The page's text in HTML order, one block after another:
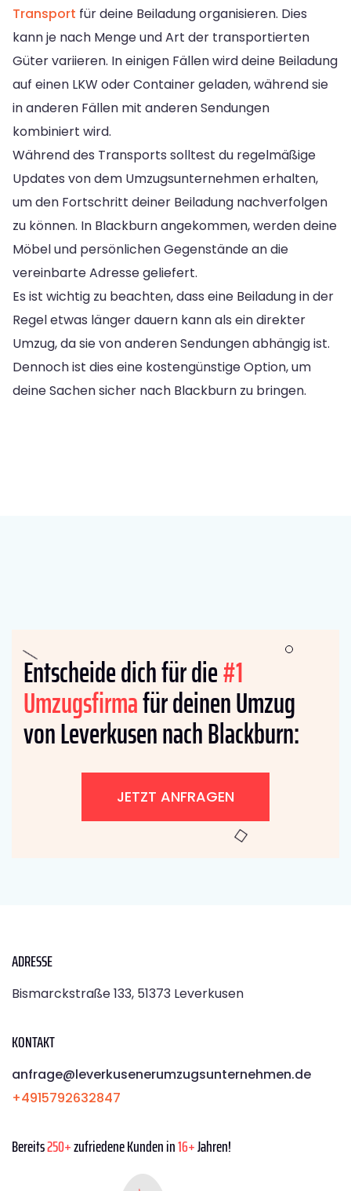
Transport für deine Beiladung organisieren. Dies
kann je nach Menge und Art der transportierten
Güter variieren. In einigen Fällen wird deine Beiladung
auf einen LKW oder Container geladen, während sie
in anderen Fällen mit anderen Sendungen
kombiniert wird.
Während des Transports solltest du regelmäßige
Updates von dem Umzugsunternehmen erhalten,
um den Fortschritt deiner Beiladung nachverfolgen
zu können. In Blackburn angekommen, werden deine
Möbel und persönlichen Gegenstände an die
vereinbarte Adresse geliefert.
Es ist wichtig zu beachten, dass eine Beiladung in der
Regel etwas länger dauern kann als ein direkter
Umzug, da sie von anderen Sendungen abhängig ist.
Dennoch ist dies eine kostengünstige Option, um
deine Sachen sicher nach Blackburn zu bringen.
Entscheide dich für die#1
Umzugsfirmafür deinen Umzug
von Leverkusen nach Blackburn:
JETZT ANFRAGEN
ADRESSE
Bismarckstraße 133, 51373 Leverkusen
KONTAKT
anfrage@leverkusenerumzugsunternehmen.de
+4915792632847
Bereits250+zufriedene Kunden in16+Jahren!